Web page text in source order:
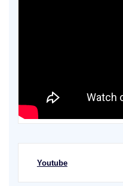
Youtube